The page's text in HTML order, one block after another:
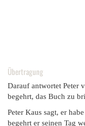
Übertragung
Darauf antwortet Peter
begehrt, das Buch zu
Peter Kaus sagt, er
begehrt er seinen Tag